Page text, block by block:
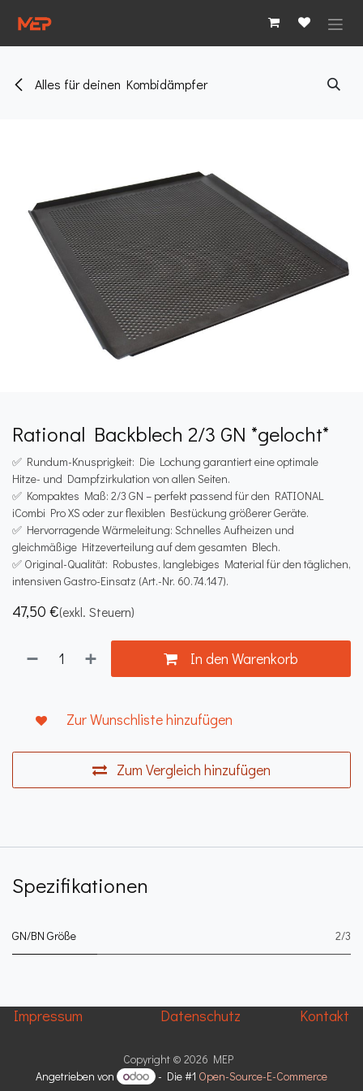
Alles für deinen Kombidämpfer
Rational Backblech 2/3 GN *gelocht*
✅ Rundum-Knusprigkeit: Die Lochung garantiert eine optimale
Hitze- und Dampfzirkulation von allen Seiten.
✅ Kompaktes Maß: 2/3 GN – perfekt passend für den RATIONAL
iCombi Pro XS oder zur flexiblen Bestückung größerer Geräte.
✅ Hervorragende Wärmeleitung: Schnelles Aufheizen und
gleichmäßige Hitzeverteilung auf dem gesamten Blech.
✅ Original-Qualität: Robustes, langlebiges Material für den täglichen,
intensiven Gastro-Einsatz (Art.-Nr. 60.74.147).
47,50 €(exkl. Steuern)
In den Warenkorb
Zum Vergleich hinzufügen
Zur Wunschliste hinzufügen
Spezifikationen
GN/BN Größe 2/3
Impressum Datenschutz Kontakt
Copyright © 2026 MEP
Angetrieben von
- Die #1 Open-Source-E-Commerce